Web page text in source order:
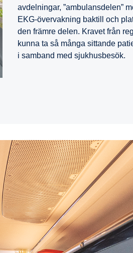
avdelningar, ”ambulansdelen”
EKG-övervakning baktill och
den främre delen. Kravet från
kunna ta så många sittande
i samband med sjukhusbesök.